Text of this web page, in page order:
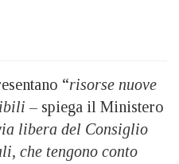
“risorse nuove
– spiega il Ministero
libera del Consiglio
che tengono conto